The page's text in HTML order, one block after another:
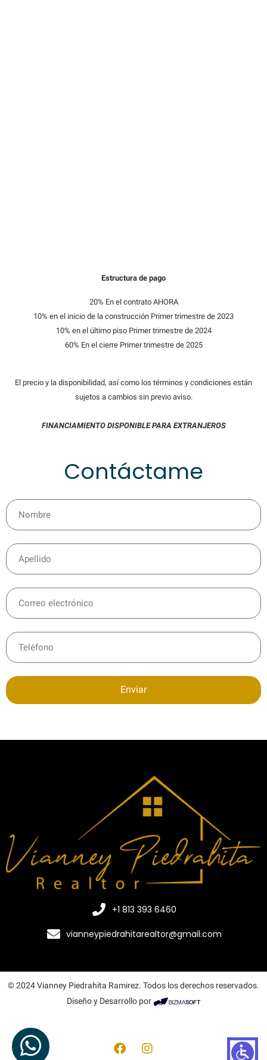
Estructura de pago
20% En el contrato AHORA
10% en el inicio de la construcción Primer trimestre de 2023
10% en el último piso Primer trimestre de 2024
60% En el cierre Primer trimestre de 2025
El precio y la disponibilidad, así como los términos y condiciones están
sujetos a cambios sin previo aviso.
FINANCIAMIENTO DISPONIBLE PARA EXTRANJEROS
Contáctame
Enviar
+1 813 393 6460
vianneypiedrahitarealtor@gmail.com
© 2024 Vianney Piedrahita Ramirez. Todos los derechos reservados.
Diseño y Desarrollo por